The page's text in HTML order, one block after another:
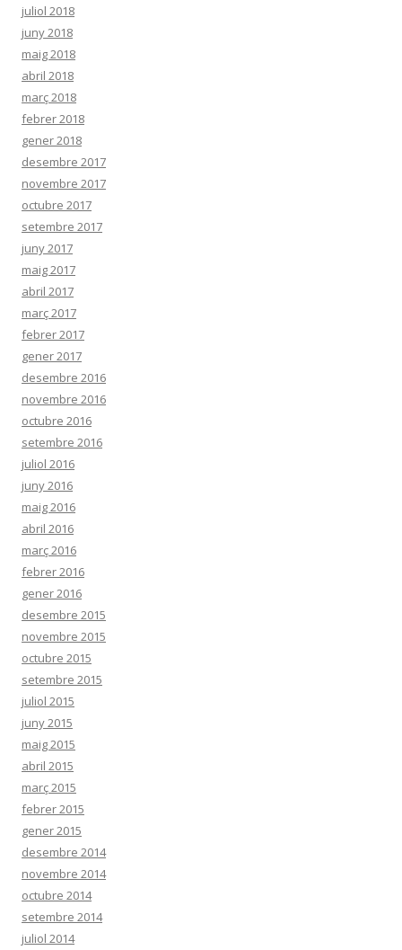
juliol 2018
juny 2018
maig 2018
abril 2018
març 2018
febrer 2018
gener 2018
desembre 2017
novembre 2017
octubre 2017
setembre 2017
juny 2017
maig 2017
abril 2017
març 2017
febrer 2017
gener 2017
desembre 2016
novembre 2016
octubre 2016
setembre 2016
juliol 2016
juny 2016
maig 2016
abril 2016
març 2016
febrer 2016
gener 2016
desembre 2015
novembre 2015
octubre 2015
setembre 2015
juliol 2015
juny 2015
maig 2015
abril 2015
març 2015
febrer 2015
gener 2015
desembre 2014
novembre 2014
octubre 2014
setembre 2014
juliol 2014